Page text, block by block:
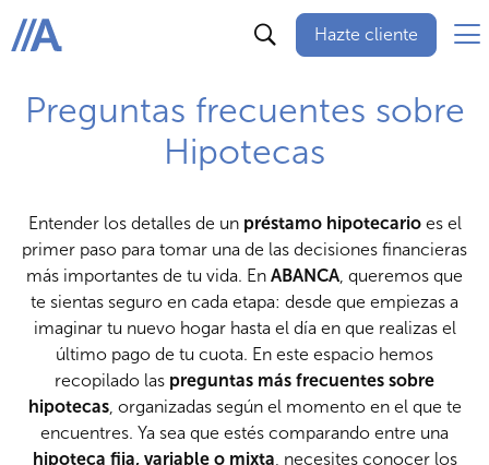
ABANCA
Hazte cliente
Preguntas frecuentes sobre
Hipotecas
Entender los detalles de un préstamo hipotecarioes el
primer paso para tomar una de las decisiones financieras
más importantes de tu vida. En ABANCA, queremos que
te sientas seguro en cada etapa: desde que empiezas a
imaginar tu nuevo hogar hasta el día en que realizas el
último pago de tu cuota. En este espacio hemos
recopilado las preguntas más frecuentes sobre
hipotecas, organizadas según el momento en el que te
encuentres. Ya sea que estés comparando entre una
hipoteca fija, variable o mixta, necesites conocer los